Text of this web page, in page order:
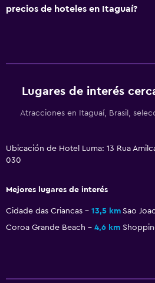
precios de hoteles en Itaguaí?
Lugares de interés
Atracciones en Itaguaí, Brasil,
Ubicación de Hotel Luma: 13 Rua
030
Mejores lugares de interés
Cidade das Criancas 13,5 km Sao
Coroa Grande Beach
4,6 km